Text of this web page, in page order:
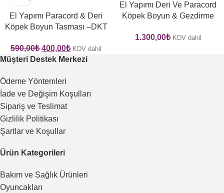
El Yapımı Paracord & Deri
Köpek Boyun Tasması –DKT
590,00₺ 400,00₺ KDV dahil
El Yapımı Deri Ve Paracord
Köpek Boyun & Gezdirme
1.300,00₺ KDV dahil
Müşteri Destek Merkezi
Ödeme Yöntemleri
İade ve Değişim Koşulları
Sipariş ve Teslimat
Gizlilik Politikası
Şartlar ve Koşullar
Ürün Kategorileri
Bakım ve Sağlık Ürünleri
Oyuncakları